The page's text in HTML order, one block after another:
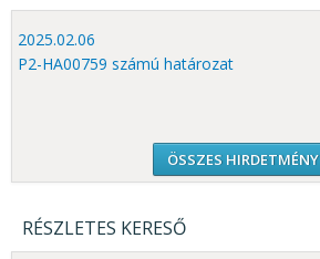
2025.02.06
P2-HA00759 számú határozat
ÖSSZES HIRDETMÉNY
RÉSZLETES KERESŐ